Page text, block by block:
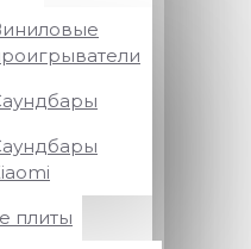
плиты